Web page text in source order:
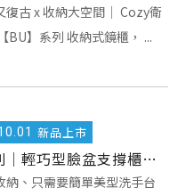
復古 x 收納大空間｜ Cozy衛
BU】系列 收納式鏡櫃， ...
新品上市
SC系列｜輕巧型臉盆支撐櫃，小空間衛浴首選！
納、只需要簡單美型洗手台